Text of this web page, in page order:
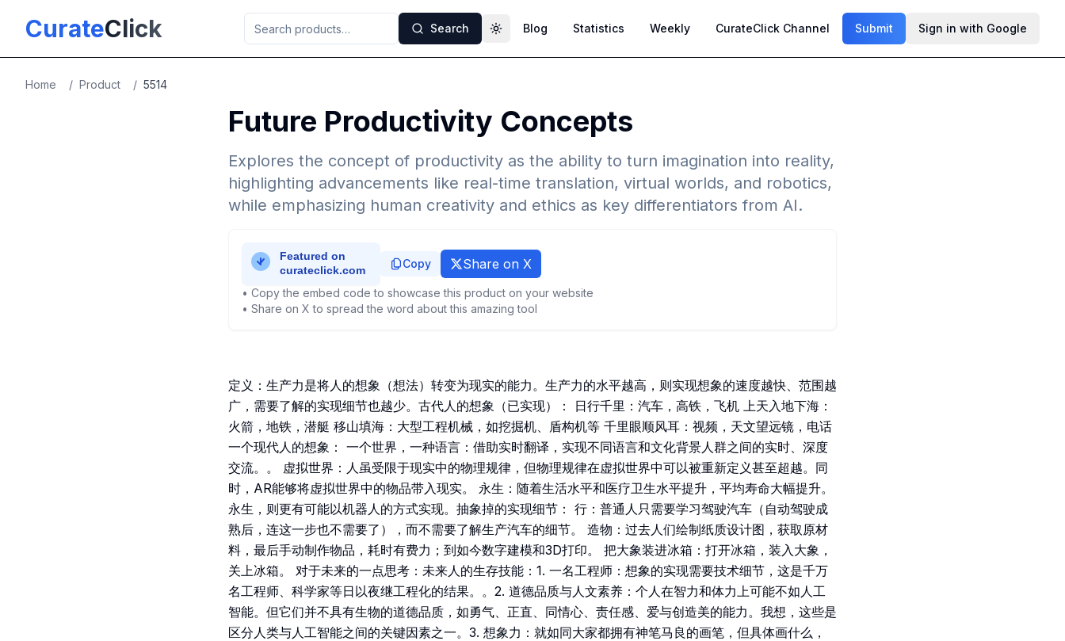
CurateClick Search Toggle theme
Blog Statistics Weekly CurateClick Channel Submit Sign in with Google
Home / Product / 5514
Future Productivity Concepts
Explores the concept of productivity as the ability to turn imagination into reality,
highlighting advancements like real-time translation, virtual worlds, and robotics,
while emphasizing human creativity and ethics as key differentiators from AI.
Copy Share on X
• Copy the embed code to showcase this product on your website
• Share on X to spread the word about this amazing tool
定义：生产力是将人的想象（想法）转变为现实的能力。生产力的水平越高，则实现想象的速度越快、范围越
广，需要了解的实现细节也越少。古代人的想象（已实现）： 日行千里：汽车，高铁，飞机 上天入地下海：
火箭，地铁，潜艇 移山填海：大型工程机械，如挖掘机、盾构机等 千里眼顺风耳：视频，天文望远镜，电话
一个现代人的想象： 一个世界，一种语言：借助实时翻译，实现不同语言和文化背景人群之间的实时、深度
交流。。 虚拟世界：人虽受限于现实中的物理规律，但物理规律在虚拟世界中可以被重新定义甚至超越。同
时，AR能够将虚拟世界中的物品带入现实。 永生：随着生活水平和医疗卫生水平提升，平均寿命大幅提升。
永生，则更有可能以机器人的方式实现。抽象掉的实现细节： 行：普通人只需要学习驾驶汽车（自动驾驶成
熟后，连这一步也不需要了），而不需要了解生产汽车的细节。 造物：过去人们绘制纸质设计图，获取原材
料，最后手动制作物品，耗时有费力；到如今数字建模和3D打印。 把大象装进冰箱：打开冰箱，装入大象，
关上冰箱。 对于未来的一点思考：未来人的生存技能：1. 一名工程师：想象的实现需要技术细节，这是千万
名工程师、科学家等日以夜继工程化的结果。。2. 道德品质与人文素养：个人在智力和体力上可能不如人工
智能。但它们并不具有生物的道德品质，如勇气、正直、同情心、责任感、爱与创造美的能力。我想，这些是
区分人类与人工智能之间的关键因素之一。3. 想象力：就如同大家都拥有神笔马良的画笔，但具体画什么，